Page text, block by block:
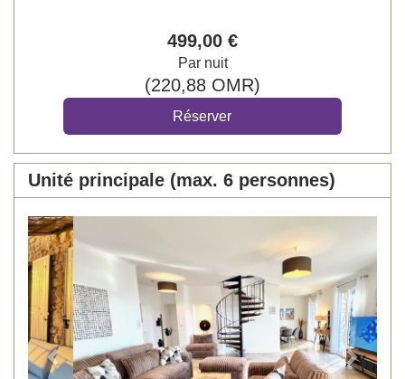
499,00 €
Par nuit
(220,88 OMR)
Unité principale (max. 6 personnes)
Previous